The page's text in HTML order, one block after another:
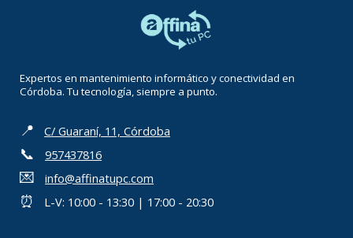
Expertos en mantenimiento informático y conectividad en
Córdoba. Tu tecnología, siempre a punto.
📍 C/ Guaraní, 11, Córdoba
📞 957437816
💌 info@affinatupc.com
⏰ L-V: 10:00 - 13:30 | 17:00 - 20:30